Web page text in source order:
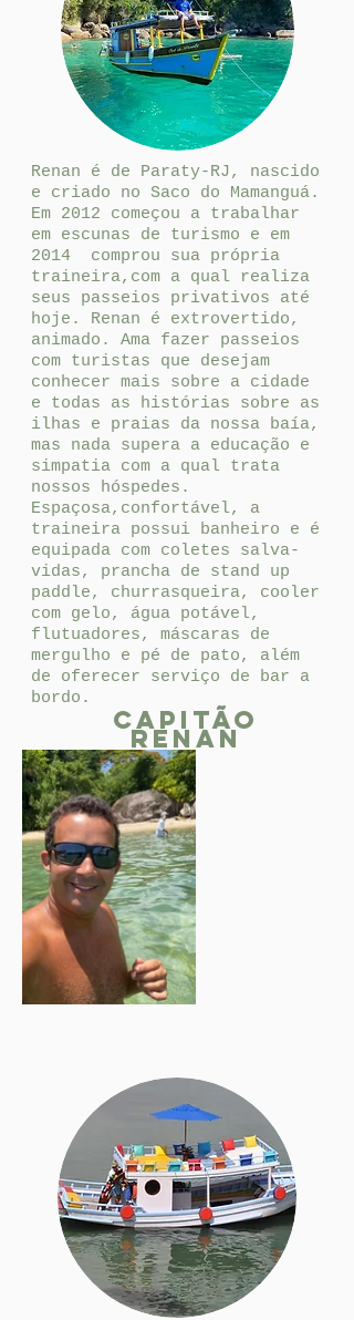
Renan é de Paraty-RJ, nascido
e criado no Saco do Mamanguá.
Em 2012 começou a trabalhar
em escunas de turismo e em
2014 comprou sua própria
traineira,com a qual realiza
seus passeios privativos até
hoje. Renan é extrovertido,
animado. Ama fazer passeios
com turistas que desejam
conhecer mais sobre a cidade
e todas as histórias sobre as
ilhas e praias da nossa baía,
mas nada supera a educação e
simpatia com a qual trata
nossos hóspedes.
Espaçosa,confortável, a
traineira possui banheiro e é
equipada com coletes salva-
vidas, prancha de stand up
paddle, churrasqueira, cooler
com gelo, água potável,
flutuadores, máscaras de
mergulho e pé de pato, além
de oferecer serviço de bar a
bordo.
Capitão
renan